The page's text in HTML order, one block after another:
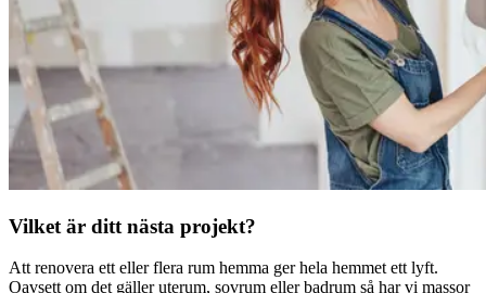
Vilket är ditt nästa projekt?
Att renovera ett eller flera rum hemma ger hela hemmet ett lyft.
Oavsett om det gäller uterum, sovrum eller badrum så har vi massor